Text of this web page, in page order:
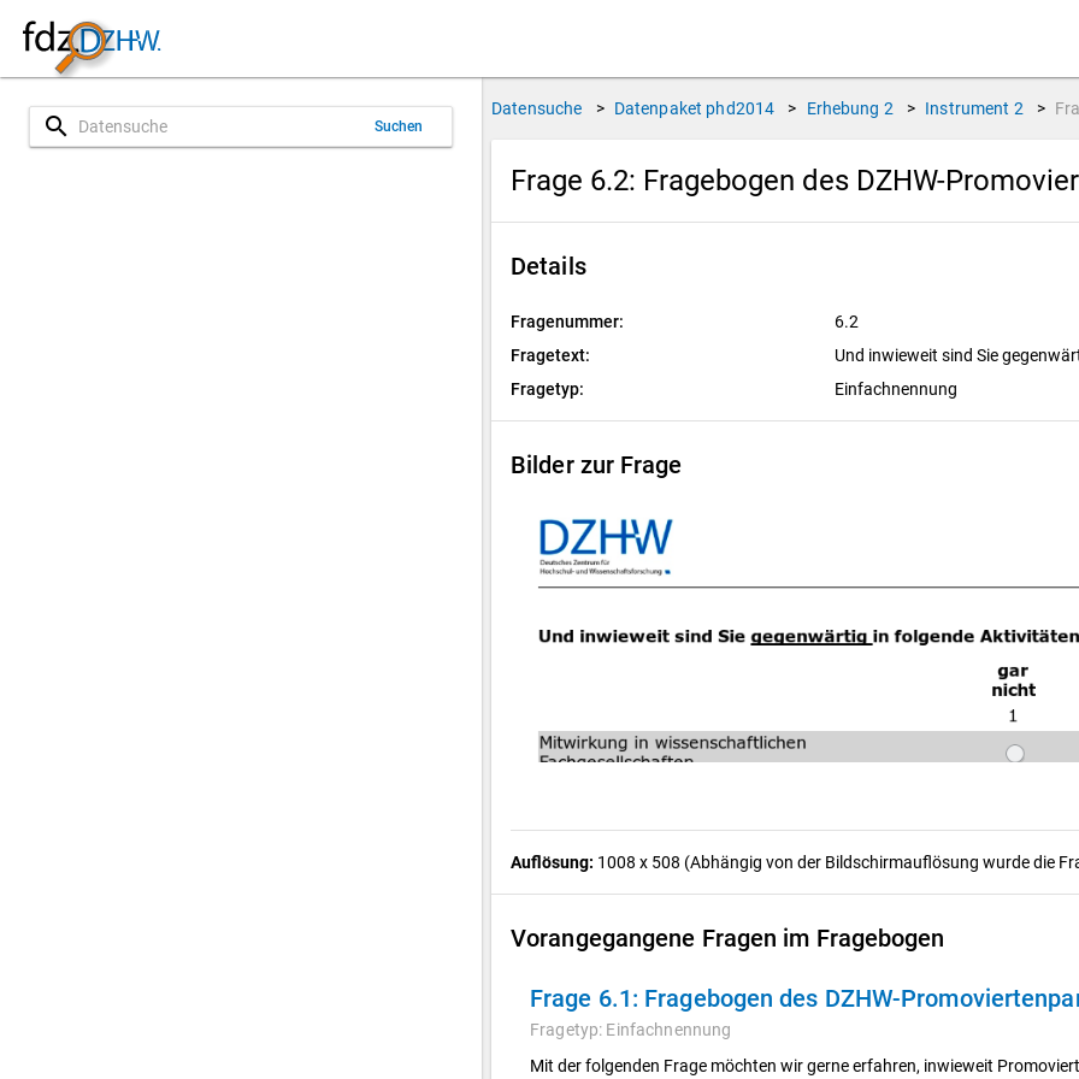
search Suchen
Datensuche > Datenpaket phd2014 > Erhebung 2 > Instrument 2 >
Frage 6.2: Fragebogen des DZHW-
Details
Fragenummer:
6.2
Fragetext:
Und inwieweit sind Sie
Fragetyp:
Einfachnennung
Bilder zur Frage
Auflösung: 1008 x 508 (Abhängig von der Bildschirmauflösung wurde die
Vorangegangene Fragen im Fragebogen
Frage 6.1: Fragebogen des DZHW-
Fragetyp: Einfachnennung
Mit der folgenden Frage möchten wir gerne erfahren, inwieweit